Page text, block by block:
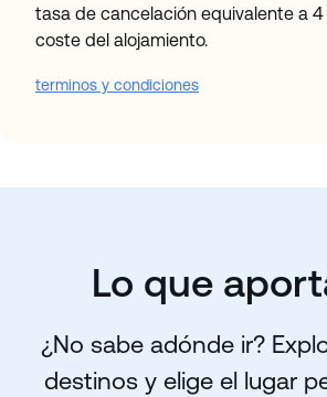
tasa de cancelación equivalente a
coste del alojamiento.
terminos y condiciones
Lo que
¿No sabe adónde ir?
destinos y elige el lugar